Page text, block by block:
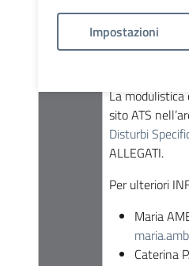
Tutta la
essere
La
sito ATS
Disturbi
ALLEGATI.
Per ulteriori
Maria
Caterina
Impostazioni